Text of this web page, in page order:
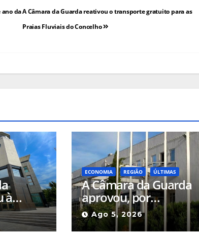
A Câmara da Guarda reativou o transporte gratuito para as
Praias Fluviais do Concelho
ano da
à
ECONOMIA REGIÃO ÚLTIMAS
A Câmara da Guarda
aprovou, por
unanimidade, a
emissão do parecer
Ago 5, 2026